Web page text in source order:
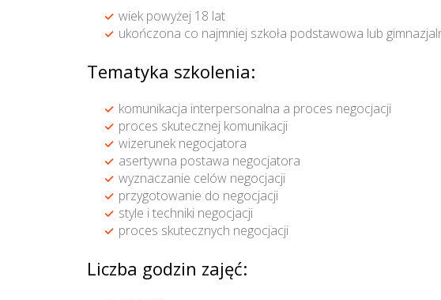
wiek powyżej 18 lat
ukończona co najmniej szkoła podstawowa lub
Tematyka szkolenia:
komunikacja interpersonalna a proces negocjacji
proces skutecznej komunikacji
wizerunek negocjatora
asertywna postawa negocjatora
wyznaczanie celów negocjacji
przygotowanie do negocjacji
style i techniki negocjacji
proces skutecznych negocjacji
Liczba godzin zajęć: